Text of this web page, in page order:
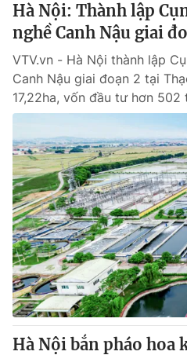
Hà Nội: Thành lập
nghề Canh Nậu giai
VTV.vn - Hà Nội thành lập
Canh Nậu giai đoạn 2 tại
17,22ha, vốn đầu tư hơn
Hà Nội bắn pháo hoa